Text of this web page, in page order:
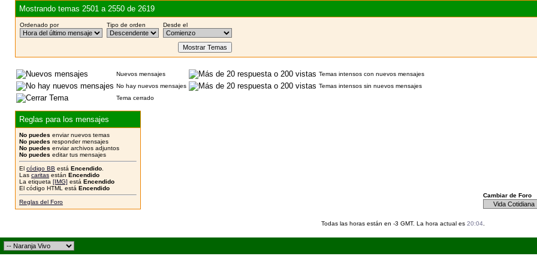
Mostrando temas 2501 a 2550 de 2619
Ordenado por Tipo de orden Desde el
Nuevos mensajes
Temas intensos con nuevos mensajes
No hay nuevos mensajes
Temas intensos sin nuevos mensajes
Tema cerrado
Reglas para los mensajes
No puedes enviar nuevos temas
No puedes responder mensajes
No puedes enviar archivos adjuntos
No puedes editar tus mensajes
El código BB está Encendido
Las caritas están Encendido
La etiqueta [IMG] está Encendido
El código HTML está Encendido
Reglas del Foro
Cambiar de Foro
Todas las horas están en -3 GMT. La hora actual es 20:04.